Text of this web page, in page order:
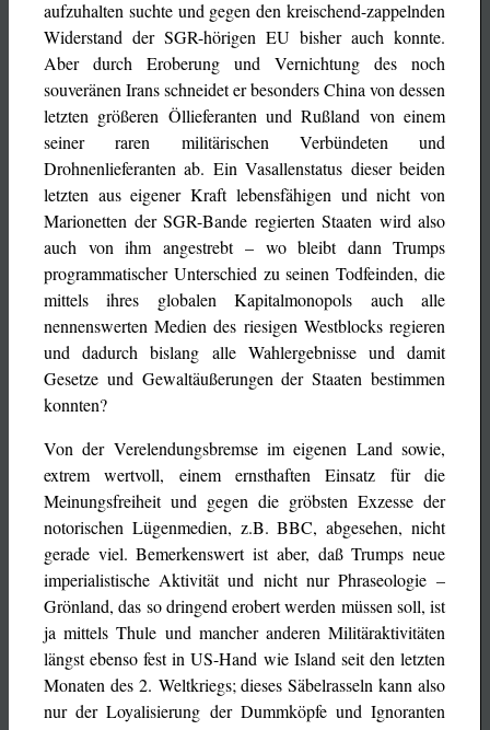
aufzuhalten suchte und gegen den kreischend-zappelnden
Widerstand der SGR-hörigen EU bisher auch konnte.
Aber durch Eroberung und Vernichtung des noch
souveränen Irans schneidet er besonders China von dessen
letzten größeren Öllieferanten und Rußland von einem
seiner raren militärischen Verbündeten und
Drohnenlieferanten ab. Ein Vasallenstatus dieser beiden
letzten aus eigener Kraft lebensfähigen und nicht von
Marionetten der SGR-Bande regierten Staaten wird also
auch von ihm angestrebt – wo bleibt dann Trumps
programmatischer Unterschied zu seinen Todfeinden, die
mittels ihres globalen Kapitalmonopols auch alle
nennenswerten Medien des riesigen Westblocks regieren
und dadurch bislang alle Wahlergebnisse und damit
Gesetze und Gewaltäußerungen der Staaten bestimmen
konnten?
Von der Verelendungsbremse im eigenen Land sowie,
extrem wertvoll, einem ernsthaften Einsatz für die
Meinungsfreiheit und gegen die gröbsten Exzesse der
notorischen Lügenmedien, z.B. BBC, abgesehen, nicht
gerade viel. Bemerkenswert ist aber, daß Trumps neue
imperialistische Aktivität und nicht nur Phraseologie –
Grönland, das so dringend erobert werden müssen soll, ist
ja mittels Thule und mancher anderen Militäraktivitäten
längst ebenso fest in US-Hand wie Island seit den letzten
Monaten des 2. Weltkriegs; dieses Säbelrasseln kann also
nur der Loyalisierung der Dummköpfe und Ignoranten